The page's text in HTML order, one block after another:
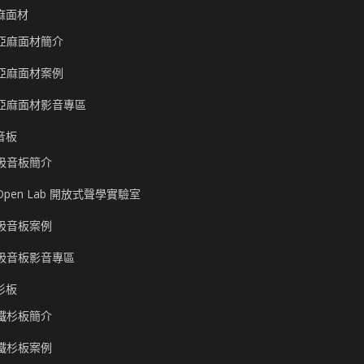
面材
麻面材簡介
麻面材案例
麻面材影音專區
板
音板簡介
Lab 開放式聲學實驗室
音板案例
音板影音專區
板
杉板簡介
杉板案例